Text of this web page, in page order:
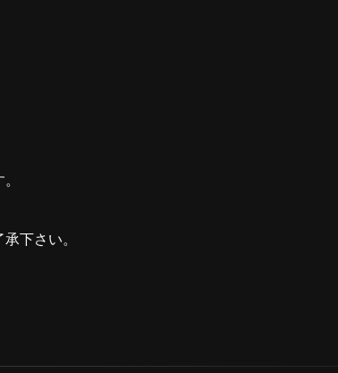
下さい。